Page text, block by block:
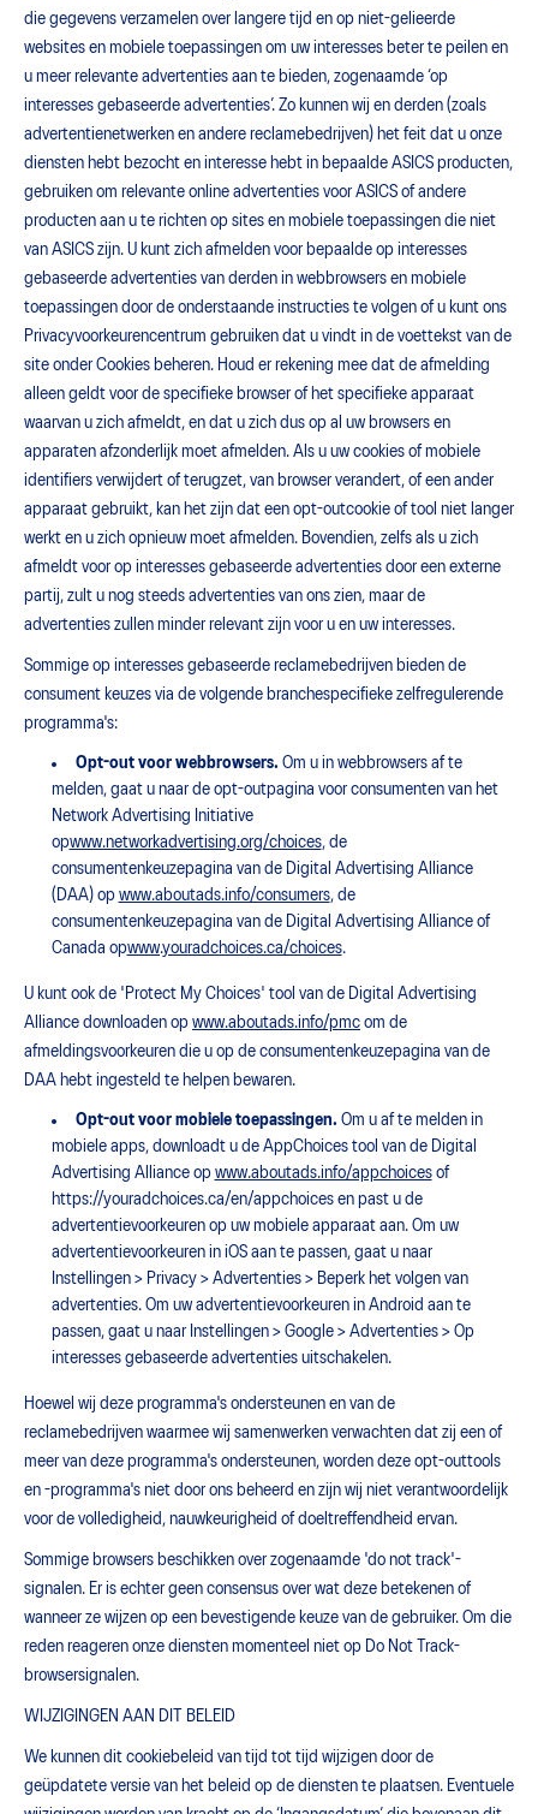
die gegevens verzamelen over langere tijd en op niet-gelieerde
websites en mobiele toepassingen om uw interesses beter te peilen en
u meer relevante advertenties aan te bieden, zogenaamde ‘op
interesses gebaseerde advertenties’. Zo kunnen wij en derden (zoals
advertentienetwerken en andere reclamebedrijven) het feit dat u onze
diensten hebt bezocht en interesse hebt in bepaalde ASICS producten,
gebruiken om relevante online advertenties voor ASICS of andere
producten aan u te richten op sites en mobiele toepassingen die niet
van ASICS zijn. U kunt zich afmelden voor bepaalde op interesses
gebaseerde advertenties van derden in webbrowsers en mobiele
toepassingen door de onderstaande instructies te volgen of u kunt ons
Privacyvoorkeurencentrum gebruiken dat u vindt in de voettekst van de
site onder Cookies beheren. Houd er rekening mee dat de afmelding
alleen geldt voor de specifieke browser of het specifieke apparaat
waarvan u zich afmeldt, en dat u zich dus op al uw browsers en
apparaten afzonderlijk moet afmelden. Als u uw cookies of mobiele
identifiers verwijdert of terugzet, van browser verandert, of een ander
apparaat gebruikt, kan het zijn dat een opt-outcookie of tool niet langer
werkt en u zich opnieuw moet afmelden. Bovendien, zelfs als u zich
afmeldt voor op interesses gebaseerde advertenties door een externe
partij, zult u nog steeds advertenties van ons zien, maar de
advertenties zullen minder relevant zijn voor u en uw interesses.
Sommige op interesses gebaseerde reclamebedrijven bieden de
consument keuzes via de volgende branchespecifieke zelfregulerende
programma's:
Opt-out voor webbrowsers. Om u in webbrowsers af te
melden, gaat u naar de opt-outpagina voor consumenten van het
Network Advertising Initiative
opwww.networkadvertising.org/choices, de
consumentenkeuzepagina van de Digital Advertising Alliance
(DAA) op www.aboutads.info/consumers, de
consumentenkeuzepagina van de Digital Advertising Alliance of
Canada opwww.youradchoices.ca/choices.
U kunt ook de 'Protect My Choices' tool van de Digital Advertising
Alliance downloaden op www.aboutads.info/pmc om de
afmeldingsvoorkeuren die u op de consumentenkeuzepagina van de
DAA hebt ingesteld te helpen bewaren.
Opt-out voor mobiele toepassingen. Om u af te melden in
mobiele apps, downloadt u de AppChoices tool van de Digital
Advertising Alliance op www.aboutads.info/appchoicesof
https://youradchoices.ca/en/appchoices en past u de
advertentievoorkeuren op uw mobiele apparaat aan. Om uw
advertentievoorkeuren in iOS aan te passen, gaat u naar
Instellingen > Privacy > Advertenties > Beperk het volgen van
advertenties. Om uw advertentievoorkeuren in Android aan te
passen, gaat u naar Instellingen > Google > Advertenties > Op
interesses gebaseerde advertenties uitschakelen.
Hoewel wij deze programma's ondersteunen en van de
reclamebedrijven waarmee wij samenwerken verwachten dat zij een of
meer van deze programma's ondersteunen, worden deze opt-outtools
en -programma's niet door ons beheerd en zijn wij niet verantwoordelijk
voor de volledigheid, nauwkeurigheid of doeltreffendheid ervan.
Sommige browsers beschikken over zogenaamde 'do not track'-
signalen. Er is echter geen consensus over wat deze betekenen of
wanneer ze wijzen op een bevestigende keuze van de gebruiker. Om die
reden reageren onze diensten momenteel niet op Do Not Track-
browsersignalen.
WIJZIGINGEN AAN DIT BELEID
We kunnen dit cookiebeleid van tijd tot tijd wijzigen door de
geüpdatete versie van het beleid op de diensten te plaatsen. Eventuele